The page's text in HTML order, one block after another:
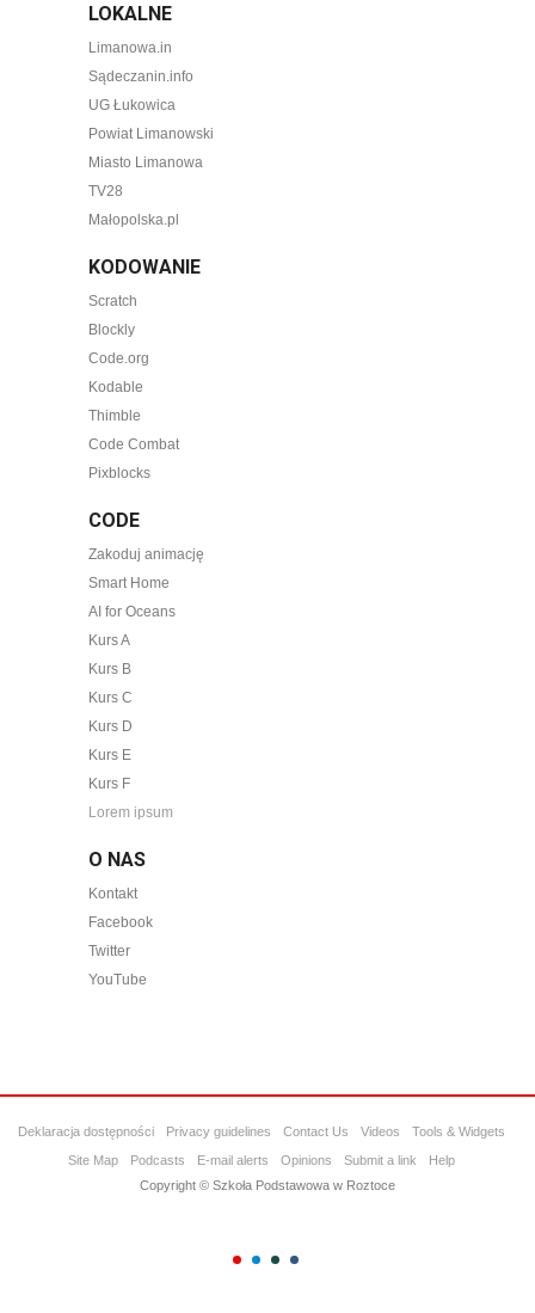
LOKALNE
Limanowa.in
Sądeczanin.info
UG Łukowica
Powiat Limanowski
Miasto Limanowa
TV28
Małopolska.pl
KODOWANIE
Scratch
Blockly
Code.org
Kodable
Thimble
Code Combat
Pixblocks
CODE
Zakoduj animację
Smart Home
AI for Oceans
Kurs A
Kurs B
Kurs C
Kurs D
Kurs E
Kurs F
Lorem ipsum
O NAS
Kontakt
Facebook
Twitter
YouTube
Deklaracja dostępności Privacy guidelines Contact Us Videos
Tools & Widgets
Site Map
Podcasts E-mail alerts Opinions Submit a link
Help
Copyright © Szkoła Podstawowa w Roztoce